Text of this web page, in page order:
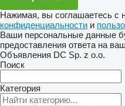
Нажимая, вы соглашаетесь с
конфиденциальности и
Ваши персональные данные
предоставления ответа на
Объявления DC Sp. z o.o.
Поиск
Категория